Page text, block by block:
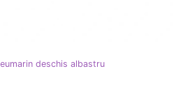
deschis albastru